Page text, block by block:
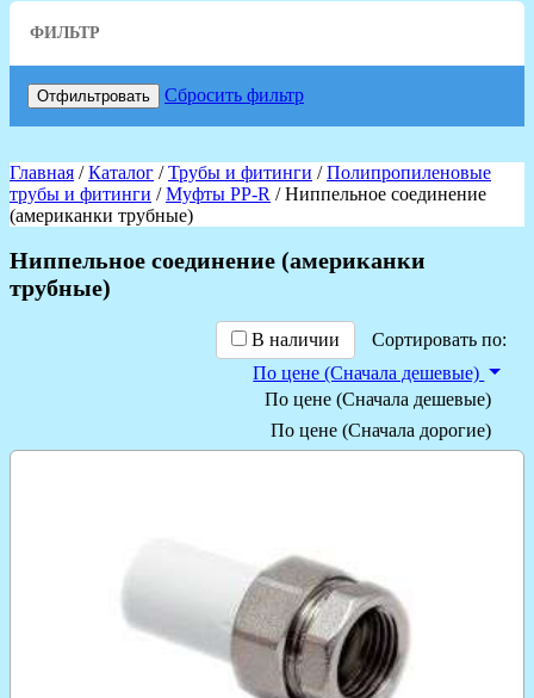
ФИЛЬТР
Отфильтровать Сбросить фильтр
Главная /Каталог /Трубы и фитинги /Полипропиленовые
трубы и фитинги /Муфты PP-R / Ниппельное соединение
(американки трубные)
Ниппельное соединение (американки
трубные)
В наличии
Сортировать по:
По цене (Сначала дешевые)
По цене (Сначала дешевые)
По цене (Сначала дорогие)